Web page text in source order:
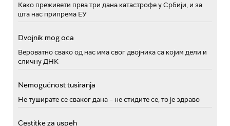
Како преживети прва три дана катастрофе у Србији, и за
шта нас припрема ЕУ
Dvojnik mog oca
Вероватно свако од нас има свог двојника са којим дели и
сличну ДНК
Nemogućnost tusiranja
Не туширате се сваког дана – не стидите се, то је здраво
Cestitke za uspeh